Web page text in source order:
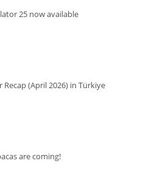
25 now available
(April 2026) in Türkiye
are coming!